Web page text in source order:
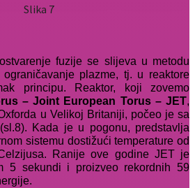
Slika 7
fuzije se slijeva u metodu
plazme, tj. u reaktore
principu. Reaktor, koji zovemo
– Joint European Torus – JET,
u Velikoj Britaniji, počeo je sa
Kada je u pogonu, predstavlja
sistemu dostižući temperature od
Ranije ove godine JET je
5 sekundi i proizveo rekordnih 59